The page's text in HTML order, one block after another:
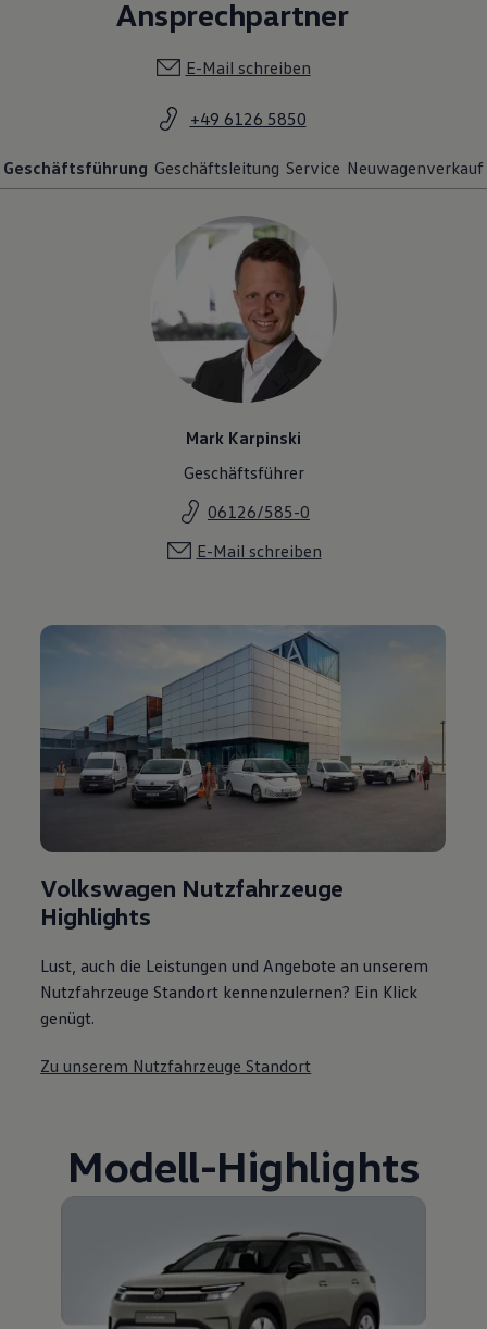
Ansprechpartner
E-Mail schreiben
+49 6126 5850
Geschäftsführung Geschäftsleitung Service Neuwagenverkauf
Mark Karpinski
Geschäftsführer
06126/585-0
E-Mail schreiben
Volkswagen Nutzfahrzeuge
Highlights
Lust, auch die Leistungen und Angebote an unserem
Nutzfahrzeuge Standort kennenzulernen? Ein Klick
genügt.
Zu unserem Nutzfahrzeuge Standort
Modell-Highlights